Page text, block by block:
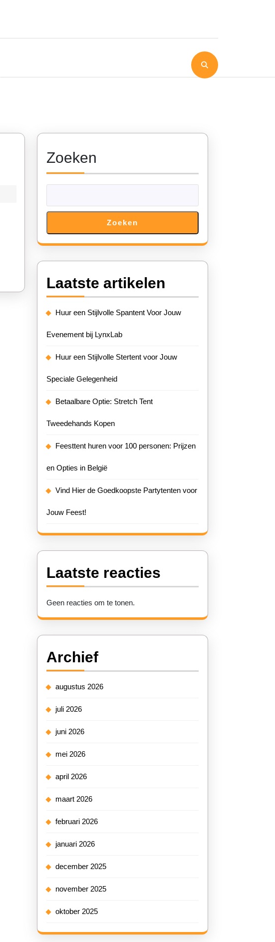
Zoeken
Zoeken
Laatste artikelen
Huur een Stijlvolle Spantent Voor Jouw
Evenement bij LynxLab
Huur een Stijlvolle Stertent voor Jouw
Speciale Gelegenheid
Betaalbare Optie: Stretch Tent
Tweedehands Kopen
Feesttent huren voor 100 personen: Prijzen
en Opties in België
Vind Hier de Goedkoopste Partytenten voor
Jouw Feest!
Laatste reacties
Geen reacties om te tonen.
Archief
augustus 2026
juli 2026
juni 2026
mei 2026
april 2026
maart 2026
februari 2026
januari 2026
december 2025
november 2025
oktober 2025